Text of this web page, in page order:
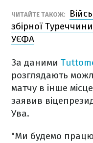
ЧИТАЙТЕ ТАКОЖ:
збірної
УЄФА
За даними
розглядають
матчу в інше
заявив
Ува.
"Ми будемо